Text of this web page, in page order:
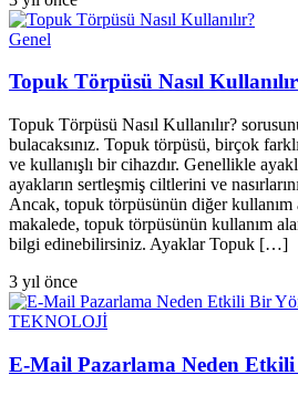
Genel
Topuk Törpüsü Nasıl
Topuk Törpüsü Nasıl Kullanılır?
bulacaksınız. Topuk törpüsü, birçok
ve kullanışlı bir cihazdır. Genellikle
ayakların sertleşmiş ciltlerini ve
Ancak, topuk törpüsünün diğer kullanım
makalede, topuk törpüsünün kullanım
bilgi edinebilirsiniz. Ayaklar Topuk […]
3 yıl önce
TEKNOLOJİ
E-Mail Pazarlama Neden